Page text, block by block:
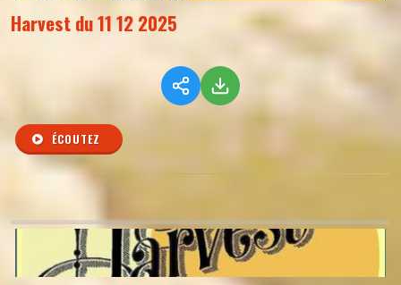
Harvest du 11 12 2025
ÉCOUTEZ